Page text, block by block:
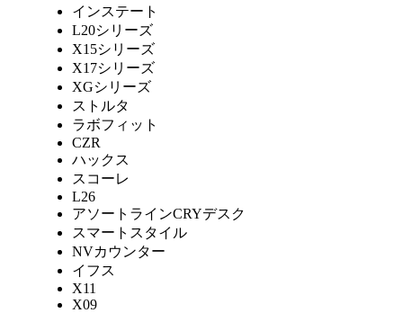
インステート
L20シリーズ
X15シリーズ
X17シリーズ
XGシリーズ
ストルタ
ラボフィット
CZR
ハックス
スコーレ
L26
アソートラインCRYデスク
スマートスタイル
NVカウンター
イフス
X11
X09